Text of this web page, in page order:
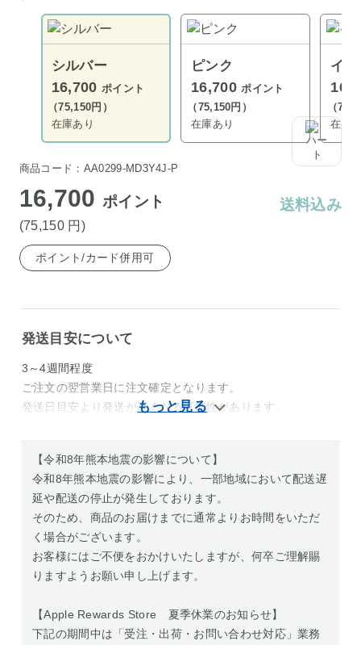
シルバー
16,700ポイント
（75,150円）
在庫あり
ピンク
16,700ポイント
（75,150円）
在庫あり
イ
（
在庫
商品コード：AA0299-MD3Y4J-P
16,700ポイント
(75,150 円 )
送料込み
ポイント/カード併用可
発送目安について
3～4週間程度
ご注文の翌営業日に注文確定となります。
発送日目安より発送が遅くなる可能性があります。
【令和8年熊本地震の影響について】
令和8年熊本地震の影響により、一部地域において配送遅
延や配送の停止が発生しております。
そのため、商品のお届けまでに通常よりお時間をいただ
く場合がございます。
お客様にはご不便をおかけいたしますが、何卒ご理解賜
りますようお願い申し上げます。
【Apple Rewards Store 夏季休業のお知らせ】
下記の期間中は「受注・出荷・お問い合わせ対応」業務